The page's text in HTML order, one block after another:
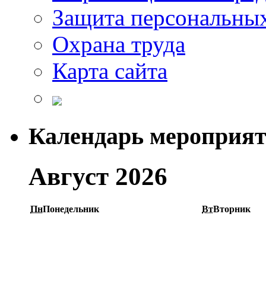
Защита
Охрана труда
Карта сайта
Календарь
Август 2026
ПнПонедельник ВтВторник